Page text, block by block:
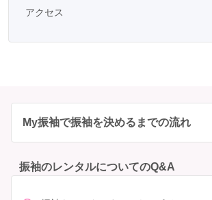
アクセス
My振袖で振袖を決めるまでの流れ
振袖のレンタルについてのQ&A